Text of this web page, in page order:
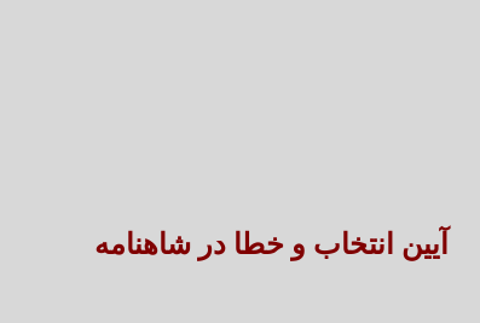
آیین انتخاب و خطا در شاهنامه